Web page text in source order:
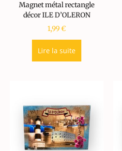
Magnet métal rectangle
décor ILE D’OLERON
1,99€
Lire la suite